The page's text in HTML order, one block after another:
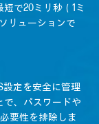
で20ミリ秒（1ミ
リューションで
設定を安全に管理
で、パスワードや
要性を排除しま